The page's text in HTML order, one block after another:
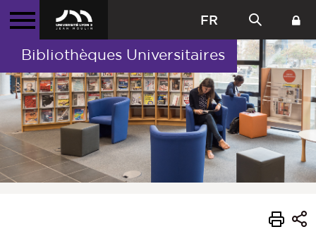
FR
Bibliothèques Universitaires